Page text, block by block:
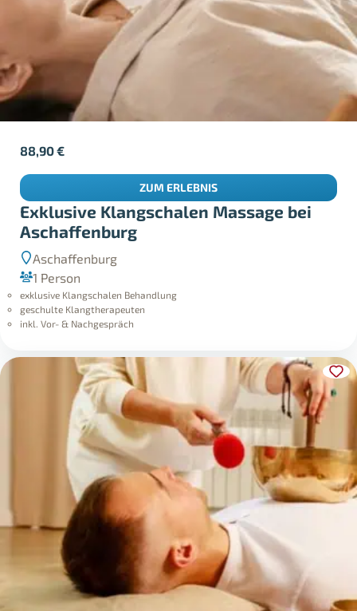
Exklusive Klangschalen Massage bei
Aschaffenburg
Aschaffenburg
1 Person
exklusive Klangschalen Behandlung
geschulte Klangtherapeuten
inkl. Vor- & Nachgespräch
88,90€
ZUM ERLEBNIS